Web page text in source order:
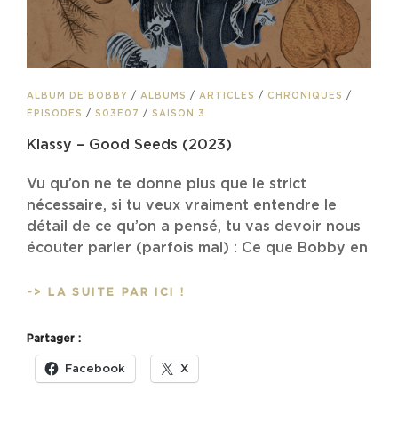
CAT
LINKS
ALBUM DE BOBBY / ALBUMS / ARTICLES / CHRONIQUES /
ÉPISODES / S03E07 / SAISON 3
Klassy – Good Seeds (2023)
Vu qu’on ne te donne plus que le strict
nécessaire, si tu veux vraiment entendre le
détail de ce qu’on a pensé, tu vas devoir nous
écouter parler (parfois mal) : Ce que Bobby en
-> LA SUITE PAR ICI !
(2023)
Partager :
Facebook X